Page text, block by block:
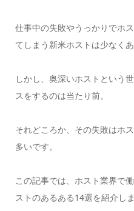
仕事中の失敗やうっかりでホ
てしまう新米ホストは少なくあ
しかし、奥深いホストという
スをするのは当たり前。
それどころか、その失敗はホ
多いです。
この記事では、ホスト業界で
ストのあるある14選を紹介しま